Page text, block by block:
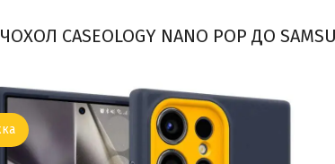
ЧОХОЛ CASEOLOGY NANO POP ДО